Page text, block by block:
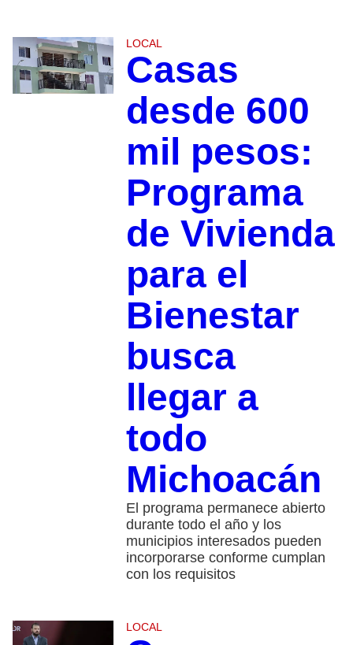
LOCAL
Casas
desde 600
mil pesos:
Programa
de Vivienda
para el
Bienestar
busca
llegar a
todo
Michoacán
El programa permanece abierto
durante todo el año y los
municipios interesados pueden
incorporarse conforme cumplan
con los requisitos
LOCAL